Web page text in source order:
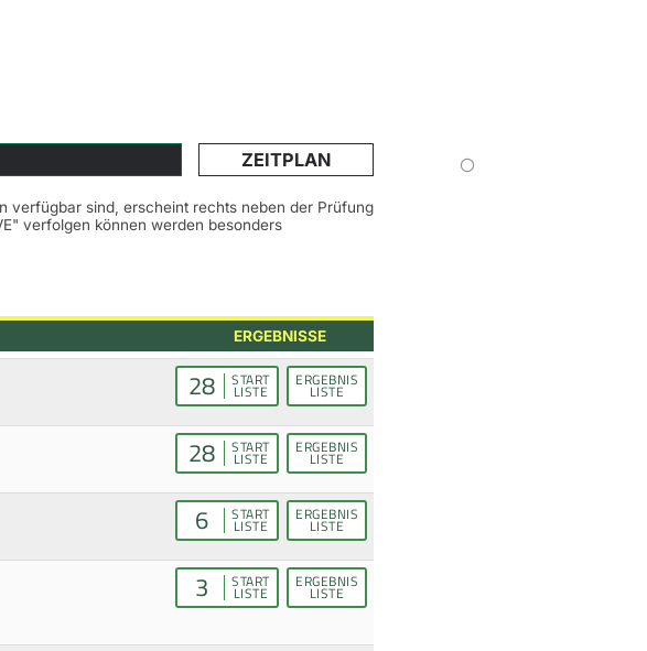
ZEITPLAN
verfügbar sind, erscheint rechts neben der Prüfung
verfolgen können werden besonders
ERGEBNISSE
28 START
LISTE
ERGEBNIS
LISTE
28 START
LISTE
ERGEBNIS
LISTE
6 START
LISTE
ERGEBNIS
LISTE
3 START
LISTE
ERGEBNIS
LISTE